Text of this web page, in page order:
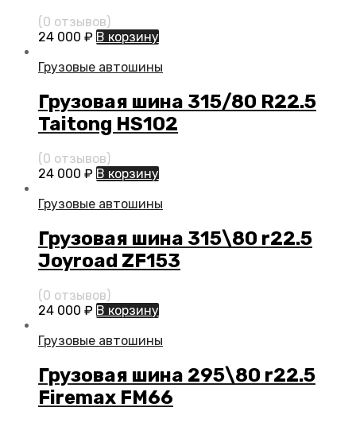
(0 отзывов)
24 000 ₽ В корзину
Грузовые автошины
Грузовая шина 315/80 R22.5
Taitong HS102
(0 отзывов)
24 000 ₽ В корзину
Грузовые автошины
Грузовая шина 315\80 r22.5
Joyroad ZF153
(0 отзывов)
24 000 ₽ В корзину
Грузовые автошины
Грузовая шина 295\80 r22.5
Firemax FM66